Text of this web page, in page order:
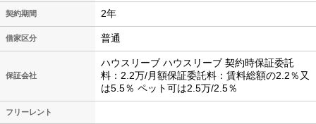
契約期間 2年
借家区分 普通
保証会社
ハウスリーブ ハウスリーブ 契約時保証委託
料：2.2万/月額保証委託料：賃料総額の2.2％又
は5.5％ ペット可は2.5万/2.5％
フリーレント